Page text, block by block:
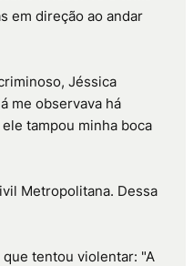
em direção ao andar
Jéssica
me observava há
tampou minha boca
Metropolitana. Dessa
tentou violentar: "A